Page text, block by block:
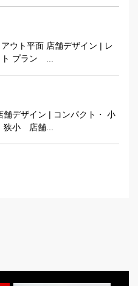
ウト平面 店舗デザイン | レ
ト プラン ...
舗デザイン | コンパクト・ 小
小 店舗...